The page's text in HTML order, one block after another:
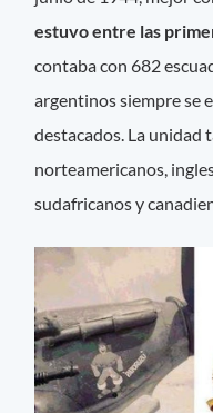
estuvo entre las
contaba con 682
argentinos siempre se
destacados. La unidad
norteamericanos,
sudafricanos y